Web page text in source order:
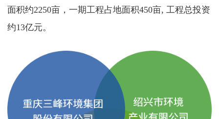
面积约2250亩，一期工程占地面积450亩, 工程总投资
约13亿元。